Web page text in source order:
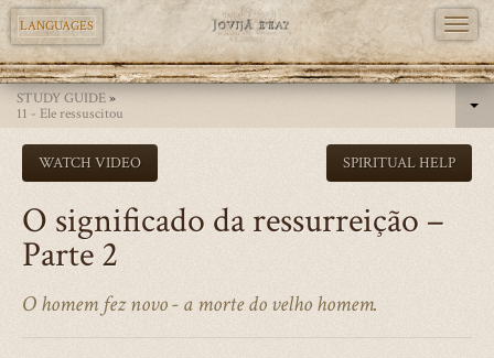
Skip
main
content
LANGUAGES
STUDY GUIDE»
11 - Ele ressuscitou
WATCH VIDEO SPIRITUAL HELP
O significado da ressurreição –
Parte 2
O homem fez novo - a morte do velho homem.